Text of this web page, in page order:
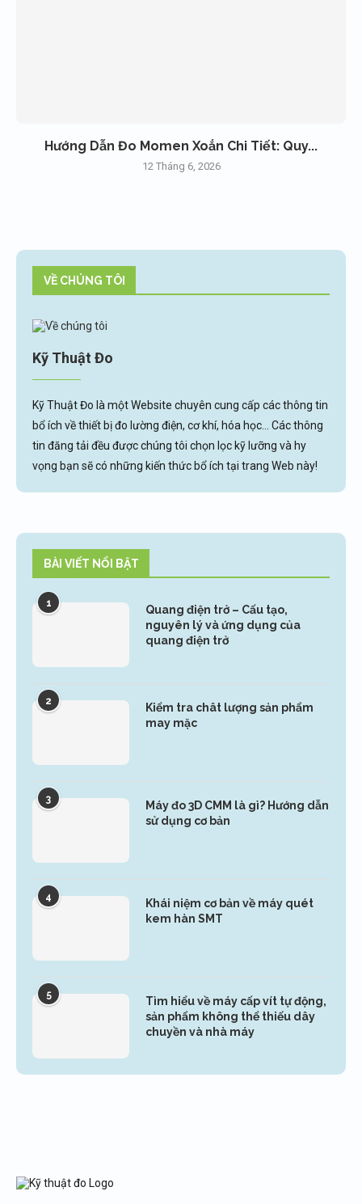
Hướng Dẫn Đo Momen Xoắn Chi Tiết: Quy...
12 Tháng 6, 2026
VỀ CHÚNG TÔI
Kỹ Thuật Đo
Kỹ Thuật Đo là một Website chuyên cung cấp các thông tin
bổ ích về thiết bị đo lường điện, cơ khí, hóa học... Các thông
tin đăng tải đều được chúng tôi chọn lọc kỹ lưỡng và hy
vọng bạn sẽ có những kiến thức bổ ích tại trang Web này!
BÀI VIẾT NỔI BẬT
1
Quang điện trở – Cấu tạo,
nguyên lý và ứng dụng của
quang điện trở
2
Kiểm tra chât lượng sản phẩm
may mặc
3
Máy đo 3D CMM là gì? Hướng dẫn
sử dụng cơ bản
4
Khái niệm cơ bản về máy quét
kem hàn SMT
5
Tìm hiểu về máy cấp vít tự động,
sản phẩm không thể thiếu dây
chuyền và nhà máy